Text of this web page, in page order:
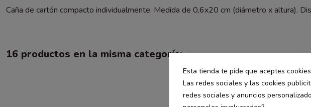
Caña de cartón compacto individualmente. Medida de 0,6x20 cm (diámetro x altura).
16 productos en la misma categoría:
Esta tienda te pide que aceptes
Las redes sociales y las cookies
redes sociales y anuncios